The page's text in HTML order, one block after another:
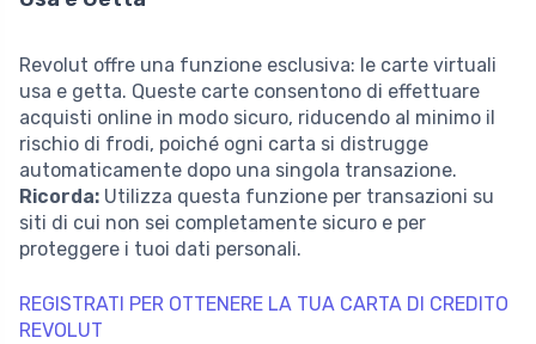
Revolut offre una funzione esclusiva: le carte virtuali
usa e getta. Queste carte consentono di effettuare
acquisti online in modo sicuro, riducendo al minimo il
rischio di frodi, poiché ogni carta si distrugge
automaticamente dopo una singola transazione.
Ricorda: Utilizza questa funzione per transazioni su
siti di cui non sei completamente sicuro e per
proteggere i tuoi dati personali.
REGISTRATI PER OTTENERE LA TUA CARTA DI CREDITO
REVOLUT